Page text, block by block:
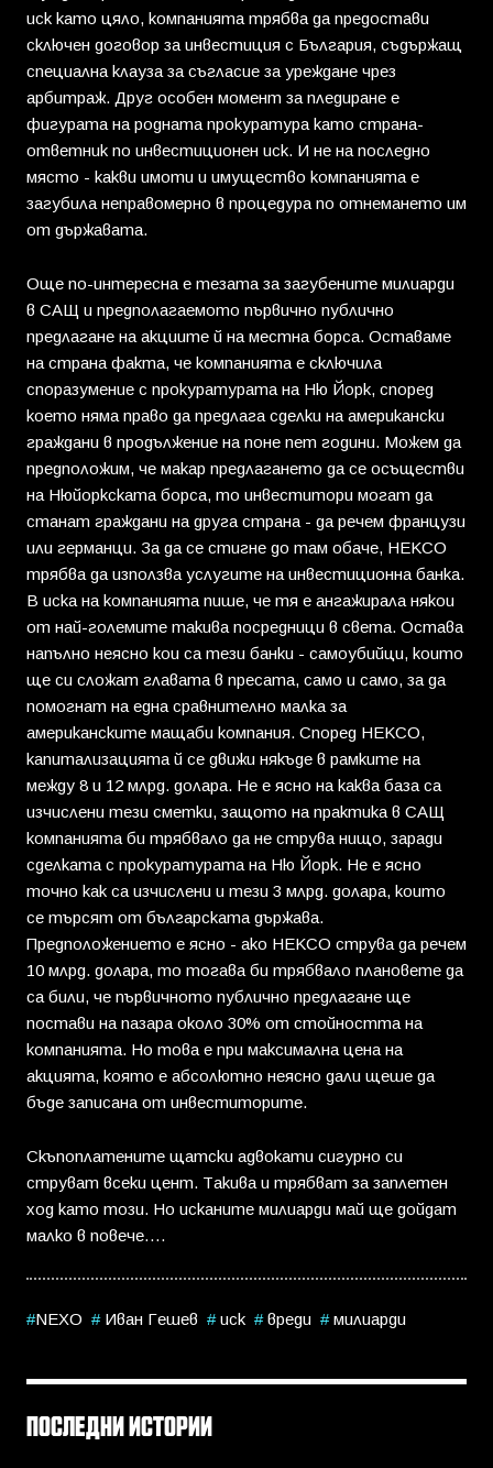
иск като цяло, компанията трябва да предостави
сключен договор за инвестиция с България, съдържащ
специална клауза за съгласие за уреждане чрез
арбитраж. Друг особен момент за пледиране е
фигурата на родната прокуратура като страна-
ответник по инвестиционен иск. И не на последно
място - какви имоти и имущество компанията е
загубила неправомерно в процедура по отнемането им
от държавата.
Още по-интересна е тезата за загубените милиарди
в САЩ и предполагаемото първично публично
предлагане на акциите й на местна борса. Оставаме
на страна факта, че компанията е сключила
споразумение с прокуратурата на Ню Йорк, според
което няма право да предлага сделки на американски
граждани в продължение на поне пет години. Можем да
предположим, че макар предлагането да се осъществи
на Нюйоркската борса, то инвеститори могат да
станат граждани на друга страна - да речем французи
или германци. За да се стигне до там обаче, НЕКСО
трябва да използва услугите на инвестиционна банка.
В иска на компанията пише, че тя е ангажирала някои
от най-големите такива посредници в света. Остава
напълно неясно кои са тези банки - самоубийци, които
ще си сложат главата в пресата, само и само, за да
помогнат на една сравнително малка за
американските мащаби компания. Според НЕКСО,
капитализацията й се движи някъде в рамките на
между 8 и 12 млрд. долара. Не е ясно на каква база са
изчислени тези сметки, защото на практика в САЩ
компанията би трябвало да не струва нищо, заради
сделката с прокуратурата на Ню Йорк. Не е ясно
точно как са изчислени и тези 3 млрд. долара, които
се търсят от българската държава.
Предположението е ясно - ако НЕКСО струва да речем
10 млрд. долара, то тогава би трябвало плановете да
са били, че първичното публично предлагане ще
постави на пазара около 30% от стойността на
компанията. Но това е при максимална цена на
акцията, която е абсолютно неясно дали щеше да
бъде записана от инвеститорите.
Скъпоплатените щатски адвокати сигурно си
струват всеки цент. Такива и трябват за заплетен
ход като този. Но исканите милиарди май ще дойдат
малко в повече….
NEXO Иван Гешев иск вреди милиарди
ПОСЛЕДНИ ИСТОРИИ